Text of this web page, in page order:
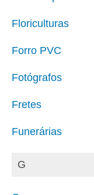
Floriculturas
Forro PVC
Fotógrafos
Fretes
Funerárias
G